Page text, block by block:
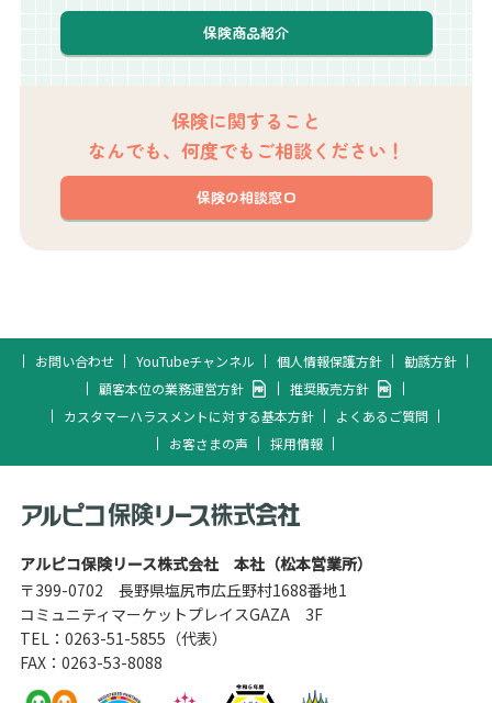
保険商品紹介
保険に関すること
なんでも、何度でもご相談ください！
保険の相談窓口
お問い合わせ YouTubeチャンネル 個人情報保護方針
勧誘方針
顧客本位の業務運営方針
推奨販売方針
カスタマーハラスメントに対する基本方針
よくあるご質問
お客さまの声
採用情報
アルピコ保険リース株式会社 本社（松本営業所）
〒399-0702 長野県塩尻市広丘野村1688番地1
コミュニティマーケットプレイスGAZA 3F
TEL： 0263-51-5855 （代表）
FAX：0263-53-8088